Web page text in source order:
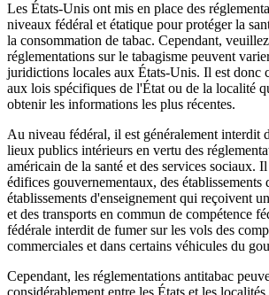
Les États-Unis ont mis en place des
niveaux fédéral et étatique pour protéger la
la consommation de tabac. Cependant,
réglementations sur le tabagisme peuvent
juridictions locales aux États-Unis. Il est donc
aux lois spécifiques de l'État ou de la localité
obtenir les informations les plus récentes.
Au niveau fédéral, il est généralement interdit
lieux publics intérieurs en vertu des
américain de la santé et des services sociaux.
édifices gouvernementaux, des établissements
établissements d'enseignement qui reçoivent
et des transports en commun de compétence
fédérale interdit de fumer sur les vols des
commerciales et dans certains véhicules du
Cependant, les réglementations antitabac